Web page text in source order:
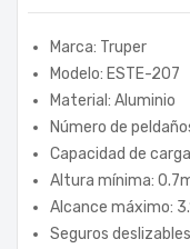
Marca: Truper
Modelo: ESTE-207
Material: Aluminio
Número de
Capacidad de
Altura mínima:
Alcance máximo:
Seguros